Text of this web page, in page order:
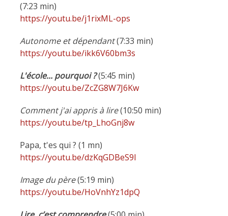
(7:23 min)
https://youtu.be/j1rixML-ops
Autonome et dépendant(7:33 min)
https://youtu.be/ikk6V60bm3s
L'école... pourquoi ?(5:45 min)
https://youtu.be/ZcZG8W7J6Kw
Comment j'ai appris à lire(10:50 min)
https://youtu.be/tp_LhoGnj8w
Papa, t'es qui ? (1 mn)
https://youtu.be/dzKqGDBeS9I
Image du père(5:19 min)
https://youtu.be/HoVnhYz1dpQ